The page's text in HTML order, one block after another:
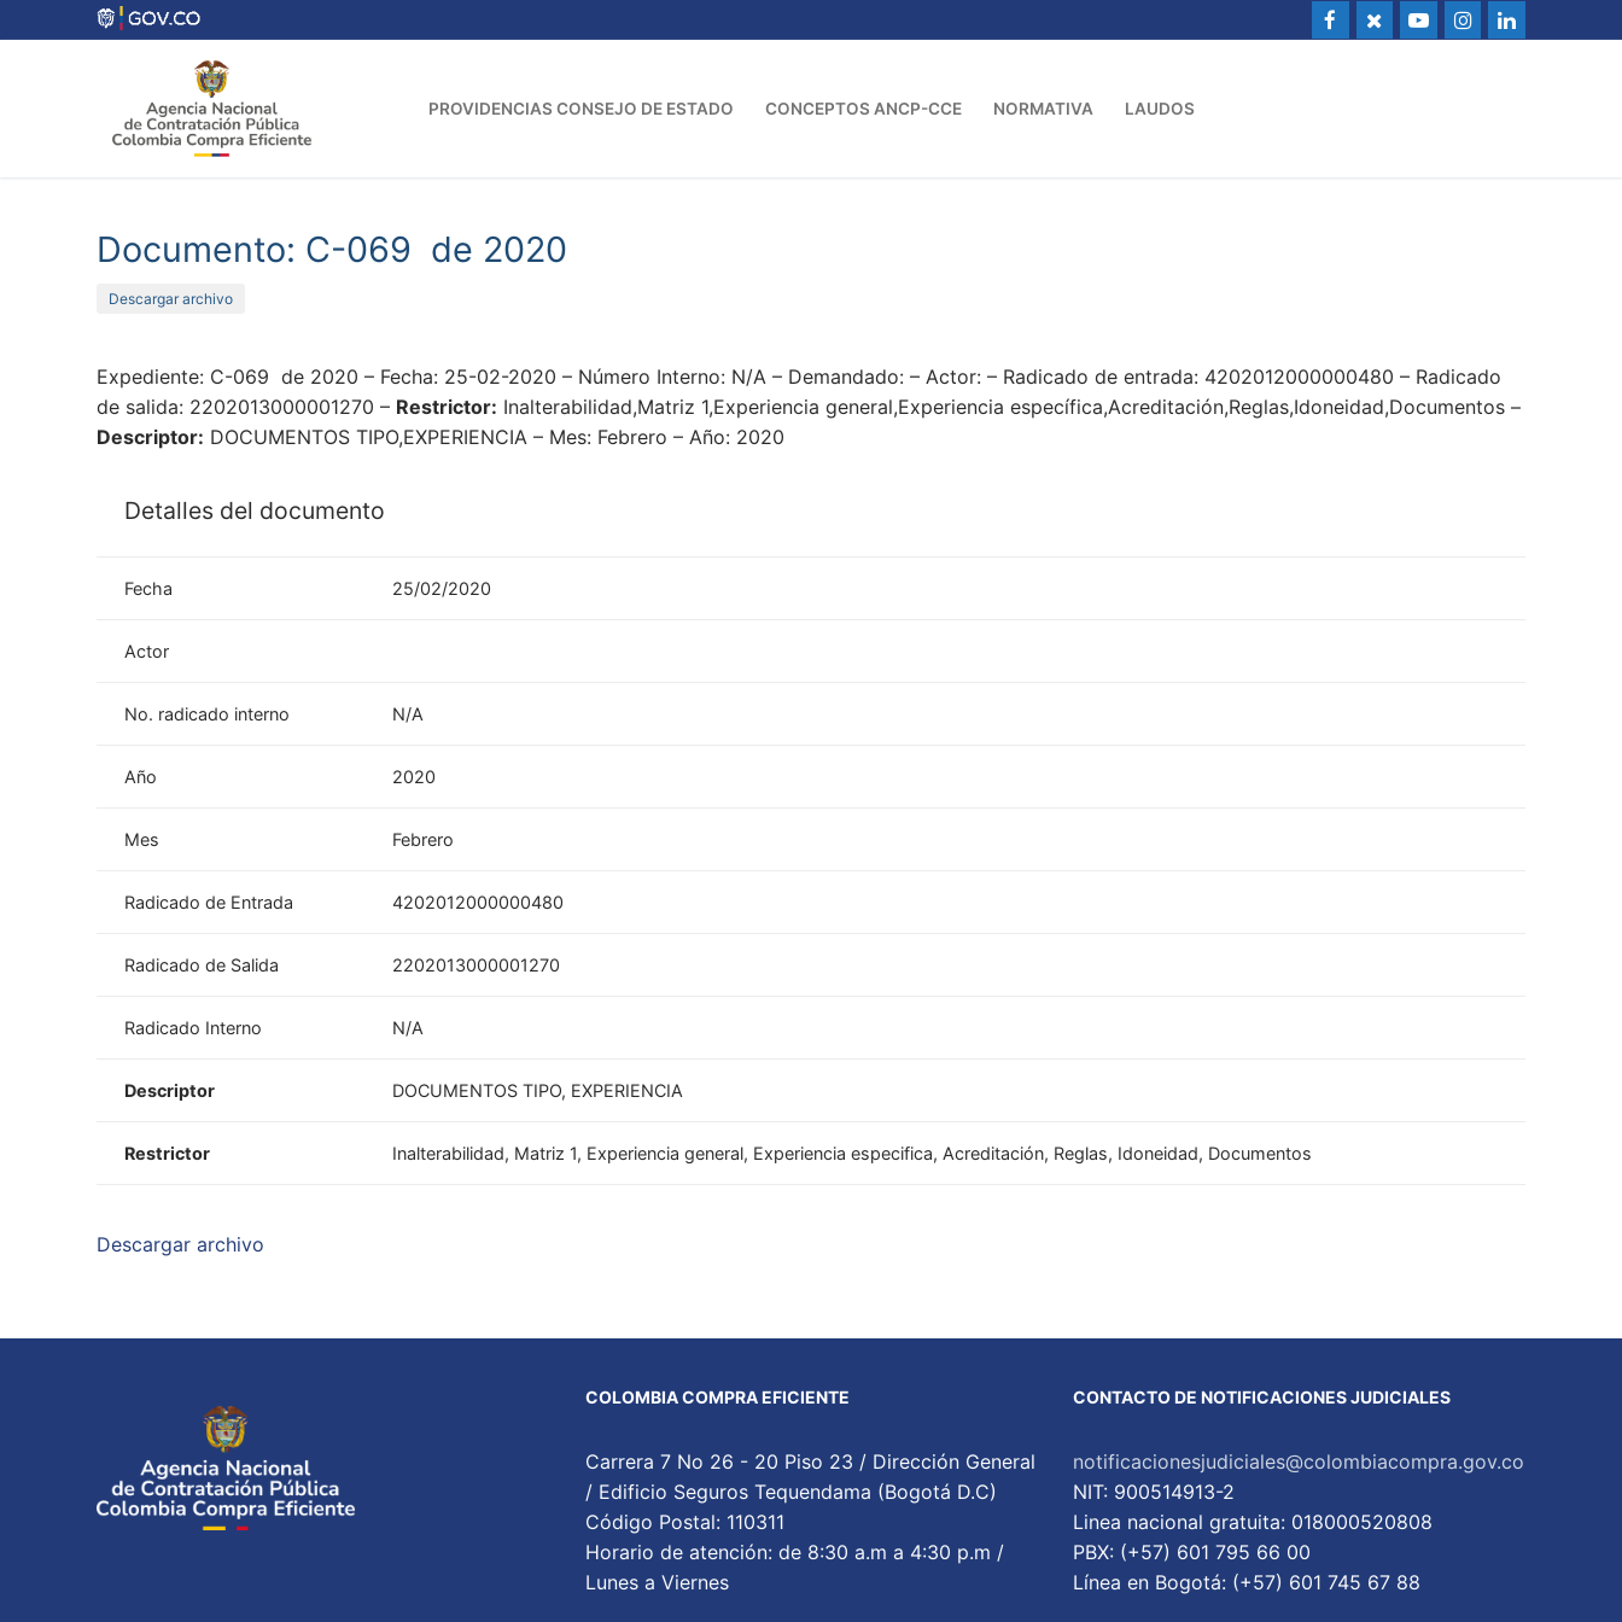
al
PROVIDENCIAS CONSEJO DE ESTADO CONCEPTOS ANCP-CCE NORMATIVA LAUDOS
Documento: C-069 de 2020
Descargar archivo
Expediente: C-069 de 2020 – Fecha: 25-02-2020 – Número Interno: N/A – Demandado: – Actor: – Radicado de entrada: 4202012000000480 – Radicado
de salida: 2202013000001270 – Restrictor: Inalterabilidad,Matriz 1,Experiencia general,Experiencia específica,Acreditación,Reglas,Idoneidad,Documentos –
Descriptor: DOCUMENTOS TIPO,EXPERIENCIA – Mes: Febrero – Año: 2020
Detalles del documento
Fecha 25/02/2020
Actor
No. radicado interno N/A
Año 2020
Mes Febrero
Radicado de Entrada 4202012000000480
Radicado de Salida 2202013000001270
Radicado Interno N/A
Descriptor DOCUMENTOS TIPO, EXPERIENCIA
Restrictor Inalterabilidad, Matriz 1, Experiencia general, Experiencia especifica, Acreditación, Reglas, Idoneidad, Documentos
Descargar archivo
COLOMBIA COMPRA EFICIENTE
Carrera 7 No 26 - 20 Piso 23 / Dirección General
/ Edificio Seguros Tequendama (Bogotá D.C)
Código Postal: 110311
Horario de atención: de 8:30 a.m a 4:30 p.m /
Lunes a Viernes
CONTACTO DE NOTIFICACIONES JUDICIALES
notificacionesjudiciales@colombiacompra.gov.co
NIT: 900514913-2
Linea nacional gratuita: 018000520808
PBX: (+57) 601 795 66 00
Lí­nea en Bogotá: (+57) 601 745 67 88